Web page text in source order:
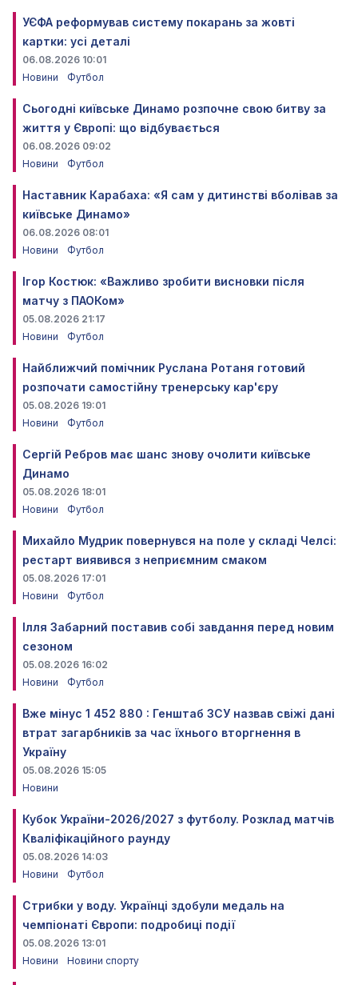
УЄФА реформував систему покарань за жовті
картки: усі деталі
06.08.2026 10:01
Новини
Футбол
Сьогодні київське Динамо розпочне свою битву за
життя у Європі: що відбувається
06.08.2026 09:02
Новини
Футбол
Наставник Карабаха: «Я сам у дитинстві вболівав за
київське Динамо»
06.08.2026 08:01
Новини
Футбол
Ігор Костюк: «Важливо зробити висновки після
матчу з ПАОКом»
05.08.2026 21:17
Новини
Футбол
Найближчий помічник Руслана Ротаня готовий
розпочати самостійну тренерську кар'єру
05.08.2026 19:01
Новини
Футбол
Сергій Ребров має шанс знову очолити київське
Динамо
05.08.2026 18:01
Новини
Футбол
Михайло Мудрик повернувся на поле у складі Челсі:
рестарт виявився з неприємним смаком
05.08.2026 17:01
Новини
Футбол
Ілля Забарний поставив собі завдання перед новим
сезоном
05.08.2026 16:02
Новини
Футбол
Вже мінус 1 452 880 : Генштаб ЗСУ назвав свіжі дані
втрат загарбників за час їхнього вторгнення в
Україну
05.08.2026 15:05
Новини
Кубок України-2026/2027 з футболу. Розклад матчів
Кваліфікаційного раунду
05.08.2026 14:03
Новини
Футбол
Стрибки у воду. Українці здобули медаль на
чемпіонаті Європи: подробиці події
05.08.2026 13:01
Новини
Новини спорту